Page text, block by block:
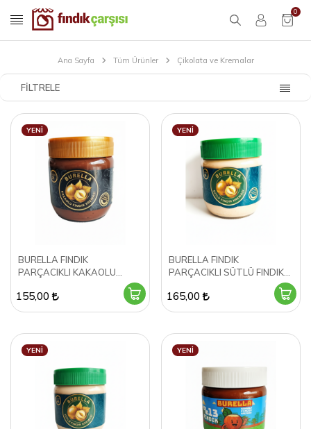
0
Ana Sayfa Tüm Ürünler Çikolata ve Kremalar
FILTRELE
BURELLA FINDIK
PARÇACIKLI KAKAOLU
155,00
YENI
BURELLA FINDIK
PARÇACIKLI SÜTLÜ FINDIK
165,00
YENI
YENI YENI